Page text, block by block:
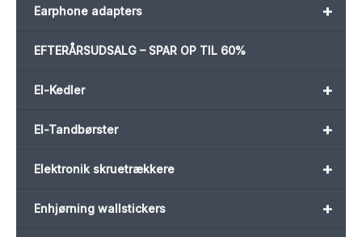
+
Earphone adapters
EFTERÅRSUDSALG – SPAR OP TIL 60%
+
El-Kedler
+
El-Tandbørster
+
Elektronik skruetrækkere
+
Enhjørning wallstickers